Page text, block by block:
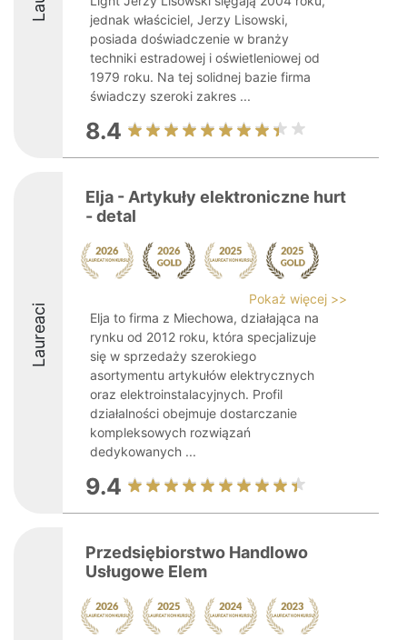
jednak właściciel, Jerzy Lisowski,
posiada doświadczenie w branży
techniki estradowej i oświetleniowej od
1979 roku. Na tej solidnej bazie firma
świadczy szeroki zakres ...
8.4
Laureaci
Elja - Artykuły elektroniczne hurt
- detal
Pokaż więcej >>
Elja to firma z Miechowa, działająca na
rynku od 2012 roku, która specjalizuje
się w sprzedaży szerokiego
asortymentu artykułów elektrycznych
oraz elektroinstalacyjnych. Profil
działalności obejmuje dostarczanie
kompleksowych rozwiązań
dedykowanych ...
9.4
Przedsiębiorstwo Handlowo
Usługowe Elem